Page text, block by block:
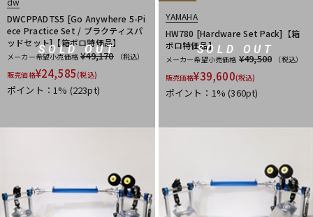
SOLD OUT
DWCPPADTS5 [Go Anywhere 5-Pi
ece Practice Set / プラクティスパ
ッドセット]【箱ボロ特価品】
メーカー希望小売価格 ¥49,170
（税込）
販売価格¥24,585(税込)
ポイント：1% (223pt)
SOLD OUT
YAMAHA
HW780 [Hardware Set Pack]【箱
ボロ特価品】
メーカー希望小売価格 ¥49,500
（税込）
販売価格¥39,600(税込)
ポイント：1%(360pt)